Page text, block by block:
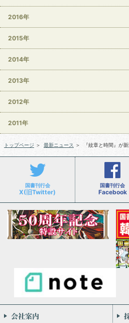
2016年
2015年
2014年
2013年
2012年
2011年
トップページ ＞ 最新ニュース ＞ 『紋章と時間』が
国書刊行会
X(旧Twitter)
国書刊行会
Facebook
会社案